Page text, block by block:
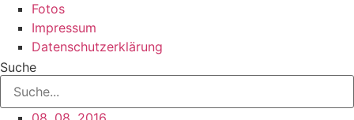
Fotos
Impressum
Datenschutzerklärung
Suche